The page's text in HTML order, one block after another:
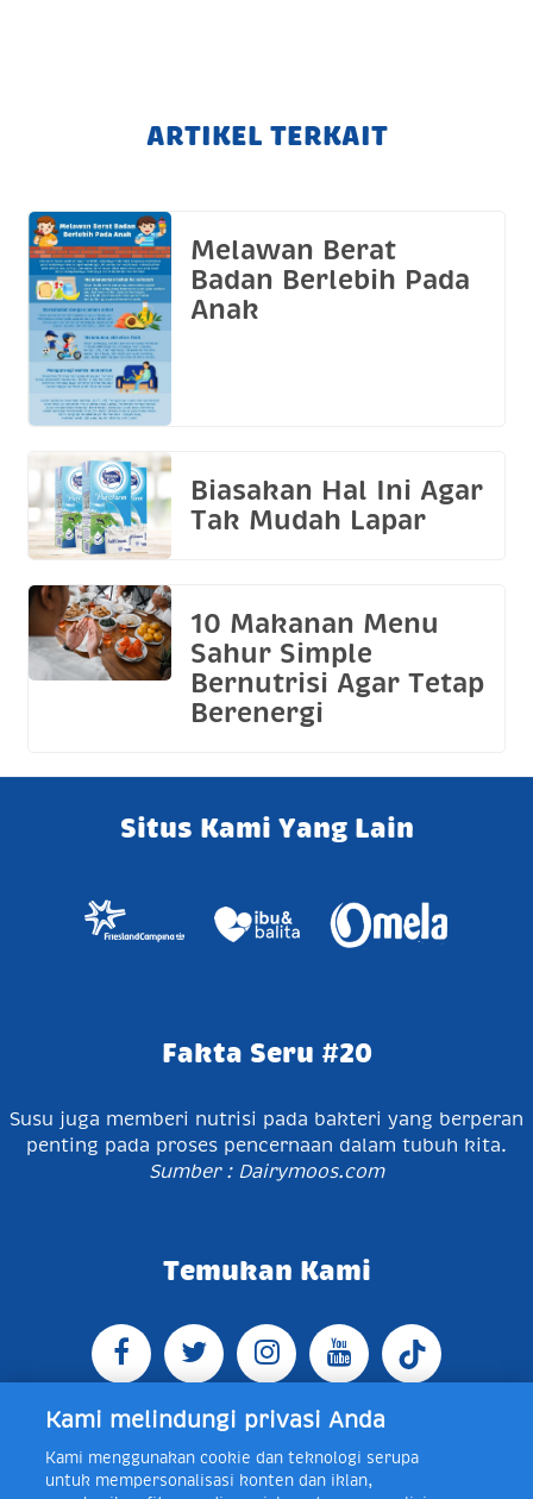
ARTIKEL TERKAIT
Melawan Berat
Badan Berlebih Pada
Anak
Biasakan Hal Ini Agar
Tak Mudah Lapar
10 Makanan Menu
Sahur Simple
Bernutrisi Agar Tetap
Berenergi
Situs Kami Yang Lain
Fakta Seru #20
Susu juga memberi nutrisi pada bakteri yang berperan
penting pada proses pencernaan dalam tubuh kita.
Sumber : Dairymoos.com
Temukan Kami
Jl. Raya Bogor KM 5, Pasar Rebo, Jakarta Timur,
Indonesia 13760
Telp +62 21 8410945 | PO BOX
Kami melindungi privasi Anda
Kami menggunakan cookie dan teknologi serupa
untuk mempersonalisasi konten dan iklan,